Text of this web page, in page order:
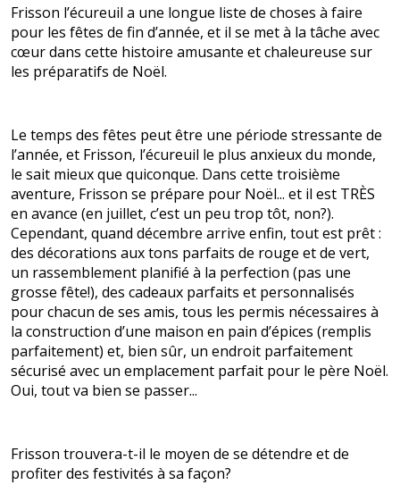
Frisson l’écureuil a une longue liste de choses à faire
pour les fêtes de fin d’année, et il se met à la tâche avec
cœur dans cette histoire amusante et chaleureuse sur
les préparatifs de Noël.
Le temps des fêtes peut être une période stressante de
l’année, et Frisson, l’écureuil le plus anxieux du monde,
le sait mieux que quiconque. Dans cette troisième
aventure, Frisson se prépare pour Noël... et il est TRÈS
en avance (en juillet, c’est un peu trop tôt, non?).
Cependant, quand décembre arrive enfin, tout est prêt :
des décorations aux tons parfaits de rouge et de vert,
un rassemblement planifié à la perfection (pas une
grosse fête!), des cadeaux parfaits et personnalisés
pour chacun de ses amis, tous les permis nécessaires à
la construction d’une maison en pain d’épices (remplis
parfaitement) et, bien sûr, un endroit parfaitement
sécurisé avec un emplacement parfait pour le père Noël.
Oui, tout va bien se passer...
Frisson trouvera-t-il le moyen de se détendre et de
profiter des festivités à sa façon?